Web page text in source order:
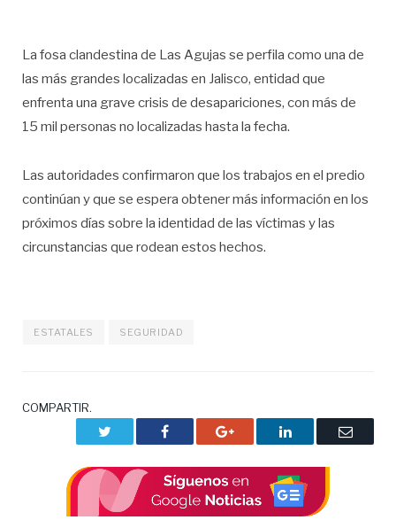
La fosa clandestina de Las Agujas se perfila como una de
las más grandes localizadas en Jalisco, entidad que
enfrenta una grave crisis de desapariciones, con más de
15 mil personas no localizadas hasta la fecha.
Las autoridades confirmaron que los trabajos en el predio
continúan y que se espera obtener más información en los
próximos días sobre la identidad de las víctimas y las
circunstancias que rodean estos hechos.
ESTATALES SEGURIDAD
COMPARTIR.
Facebook Google+ LinkedIn
Correo